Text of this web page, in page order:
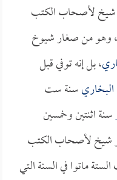
شيخ لأصحاب الكتب
وهو من صغار شيوخ
، بل إنه توفي قبل
البخاريسنة ست
سنة اثنتين وخمسين
شيخ لأصحاب الكتب
ماتوا في السنة التي